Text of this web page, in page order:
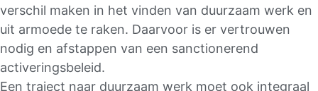
verschil maken in het vinden van duurzaam werk en
uit armoede te raken. Daarvoor is er vertrouwen
nodig en afstappen van een sanctionerend
activeringsbeleid.
Een traject naar duurzaam werk moet ook integraal